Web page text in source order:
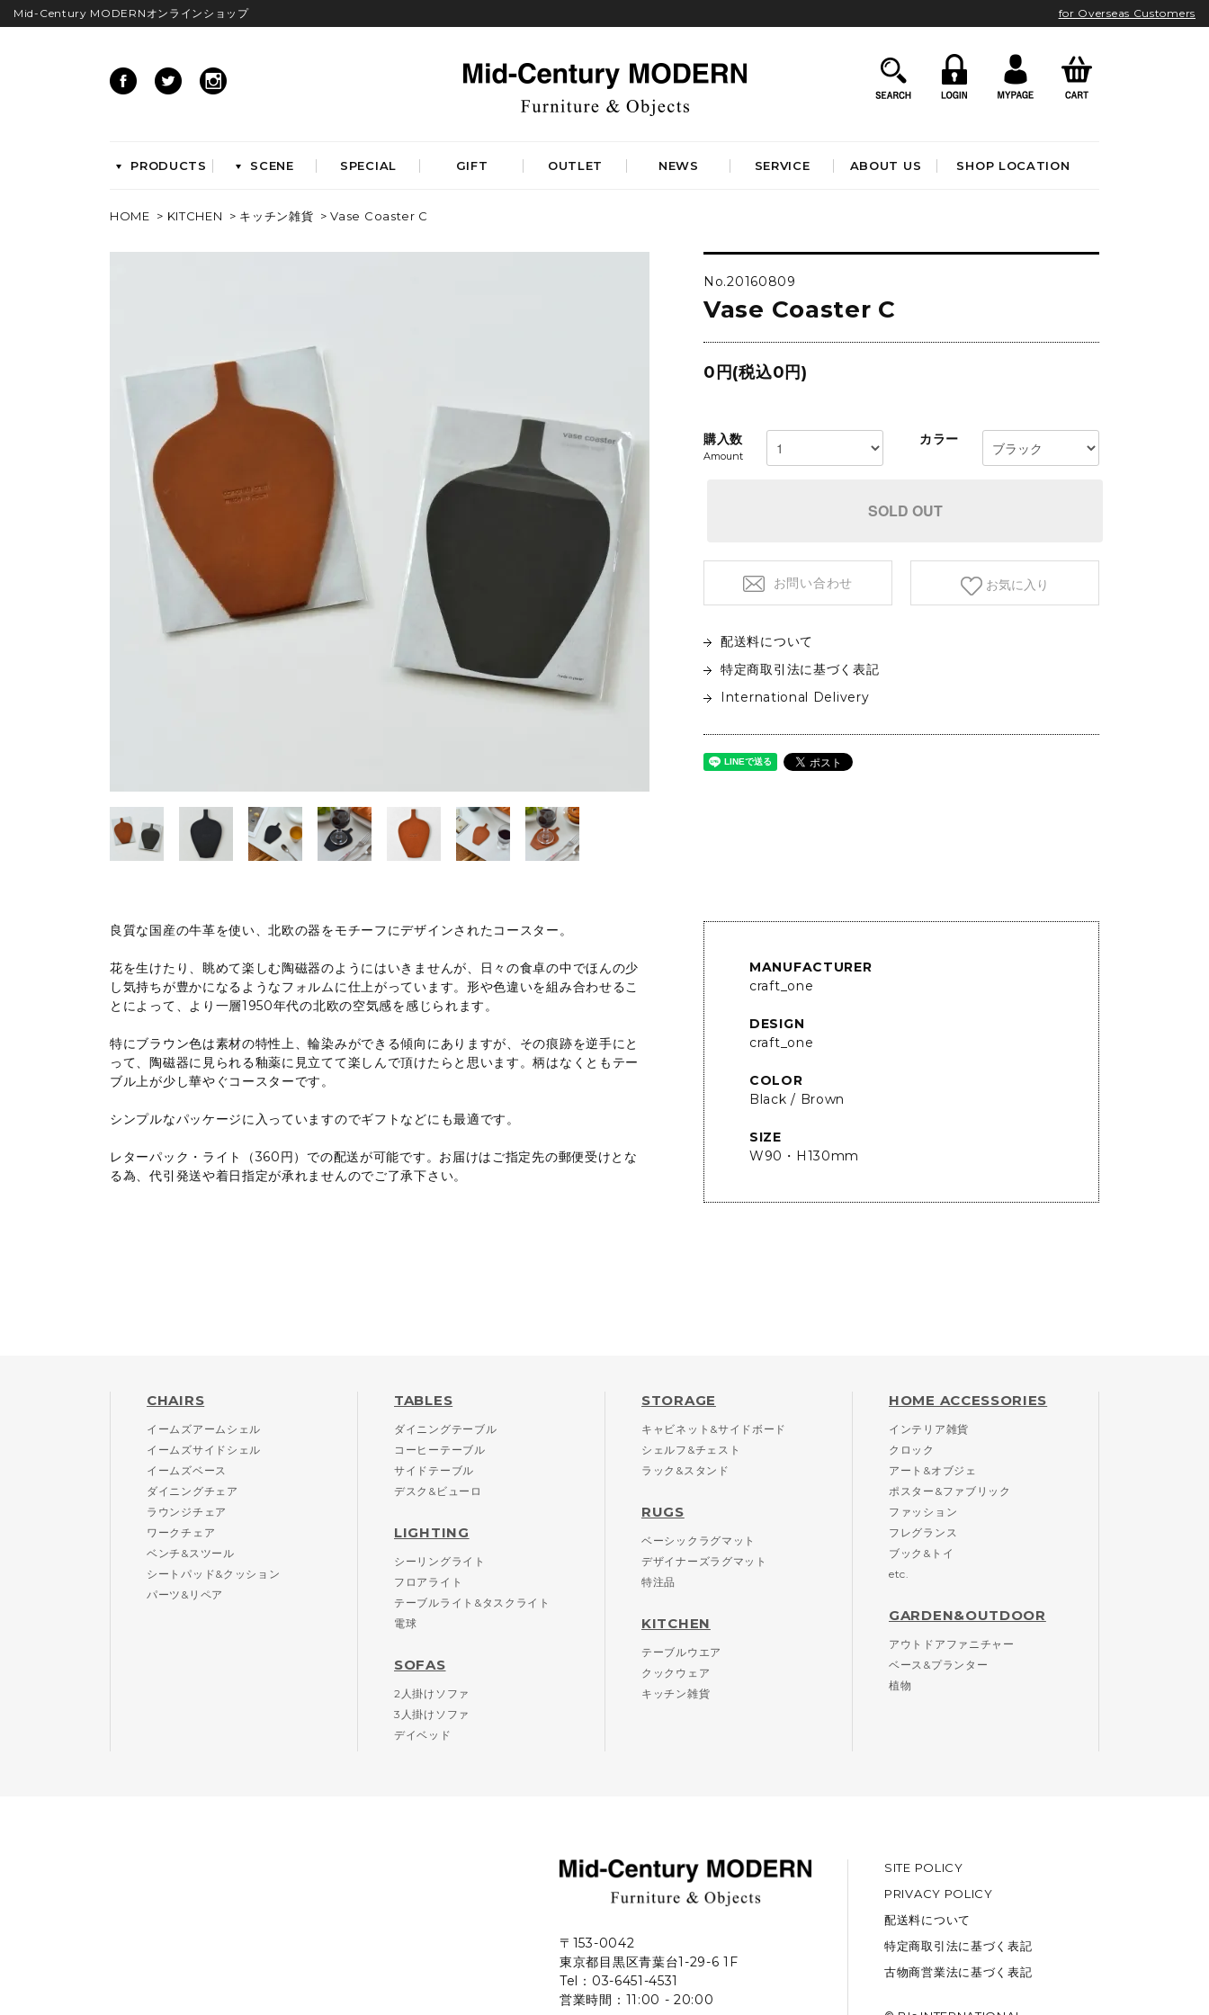
Mid-Century MODERNオンラインショップ for Overseas Customers
PRODUCTS SCENE SPECIAL GIFT OUTLET NEWS SERVICE ABOUT US SHOP LOCATION
ワークチェア
ベンチ&スツール
シートパッド&クッション
パーツ&リペア
テーブルライト&タスクライト
SOFAS
2人掛けソファ
3人掛けソファ
デイベッド
シェルフ&チェスト
ラック&スタンド
RUGS
ベーシックラグマット
KITCHEN
ファッション
GARDEN&OUTDOOR
植物
ENTRYWAY LIVING BEDROOM
HOME > KITCHEN > キッチン雑貨 > Vase Coaster C
No.20160809
Vase Coaster C
0円(税込0円)
購入数
Amount
カラー
SOLD OUT
お問い合わせ お気に入り
配送料について
特定商取引法に基づく表記
International Delivery
MANUFACTURER
craft_one
DESIGN
craft_one
COLOR
Black / Brown
SIZE
W90・H130mm
良質な国産の牛革を使い、北欧の器をモチーフにデザインされたコースター。
花を生けたり、眺めて楽しむ陶磁器のようにはいきませんが、日々の食卓の中でほんの少
し気持ちが豊かになるようなフォルムに仕上がっています。形や色違いを組み合わせるこ
とによって、より一層1950年代の北欧の空気感を感じられます。
特にブラウン色は素材の特性上、輪染みができる傾向にありますが、その痕跡を逆手にと
って、陶磁器に見られる釉薬に見立てて楽しんで頂けたらと思います。柄はなくともテー
ブル上が少し華やぐコースターです。
シンプルなパッケージに入っていますのでギフトなどにも最適です。
レターパック・ライト（360円）での配送が可能です。お届けはご指定先の郵便受けとな
る為、代引発送や着日指定が承れませんのでご了承下さい。
CHAIRS
イームズアームシェル
イームズサイドシェル
イームズベース
ダイニングチェア
ラウンジチェア
ワークチェア
ベンチ&スツール
シートパッド&クッション
パーツ&リペア
TABLES
ダイニングテーブル
コーヒーテーブル
サイドテーブル
デスク&ビューロ
LIGHTING
シーリングライト
フロアライト
テーブルライト&タスクライト
電球
SOFAS
2人掛けソファ
3人掛けソファ
デイベッド
STORAGE
キャビネット&サイドボード
シェルフ&チェスト
ラック&スタンド
RUGS
ベーシックラグマット
デザイナーズラグマット
特注品
KITCHEN
テーブルウエア
クックウェア
キッチン雑貨
HOME ACCESSORIES
インテリア雑貨
クロック
アート&オブジェ
ポスター&ファブリック
ファッション
フレグランス
ブック&トイ
etc.
GARDEN&OUTDOOR
アウトドアファニチャー
ベース&プランター
植物
〒153-0042
東京都目黒区青葉台1-29-6 1F
Tel：03-6451-4531
営業時間：11:00 - 20:00
SITE POLICY
PRIVACY POLICY
配送料について
特定商取引法に基づく表記
古物商営業法に基づく表記